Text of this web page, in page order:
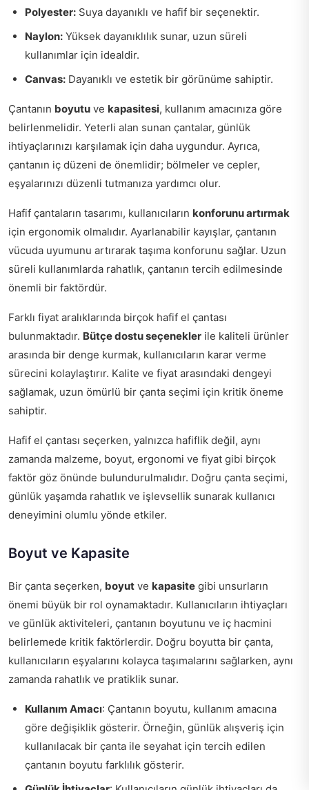
Polyester: Suya dayanıklı ve hafif bir seçenektir.
Naylon: Yüksek dayanıklılık sunar, uzun süreli
kullanımlar için idealdir.
Canvas: Dayanıklı ve estetik bir görünüme sahiptir.
Çantanın boyutu ve kapasitesi, kullanım amacınıza göre
belirlenmelidir. Yeterli alan sunan çantalar, günlük
ihtiyaçlarınızı karşılamak için daha uygundur. Ayrıca,
çantanın iç düzeni de önemlidir; bölmeler ve cepler,
eşyalarınızı düzenli tutmanıza yardımcı olur.
Hafif çantaların tasarımı, kullanıcıların konforunu artırmak
için ergonomik olmalıdır. Ayarlanabilir kayışlar, çantanın
vücuda uyumunu artırarak taşıma konforunu sağlar. Uzun
süreli kullanımlarda rahatlık, çantanın tercih edilmesinde
önemli bir faktördür.
Farklı fiyat aralıklarında birçok hafif el çantası
bulunmaktadır. Bütçe dostu seçenekler ile kaliteli ürünler
arasında bir denge kurmak, kullanıcıların karar verme
sürecini kolaylaştırır. Kalite ve fiyat arasındaki dengeyi
sağlamak, uzun ömürlü bir çanta seçimi için kritik öneme
sahiptir.
Hafif el çantası seçerken, yalnızca hafiflik değil, aynı
zamanda malzeme, boyut, ergonomi ve fiyat gibi birçok
faktör göz önünde bulundurulmalıdır. Doğru çanta seçimi,
günlük yaşamda rahatlık ve işlevsellik sunarak kullanıcı
deneyimini olumlu yönde etkiler.
Boyut ve Kapasite
Bir çanta seçerken, boyut ve kapasite gibi unsurların
önemi büyük bir rol oynamaktadır. Kullanıcıların ihtiyaçları
ve günlük aktiviteleri, çantanın boyutunu ve iç hacmini
belirlemede kritik faktörlerdir. Doğru boyutta bir çanta,
kullanıcıların eşyalarını kolayca taşımalarını sağlarken, aynı
zamanda rahatlık ve pratiklik sunar.
Kullanım Amacı: Çantanın boyutu, kullanım amacına
göre değişiklik gösterir. Örneğin, günlük alışveriş için
kullanılacak bir çanta ile seyahat için tercih edilen
çantanın boyutu farklılık gösterir.